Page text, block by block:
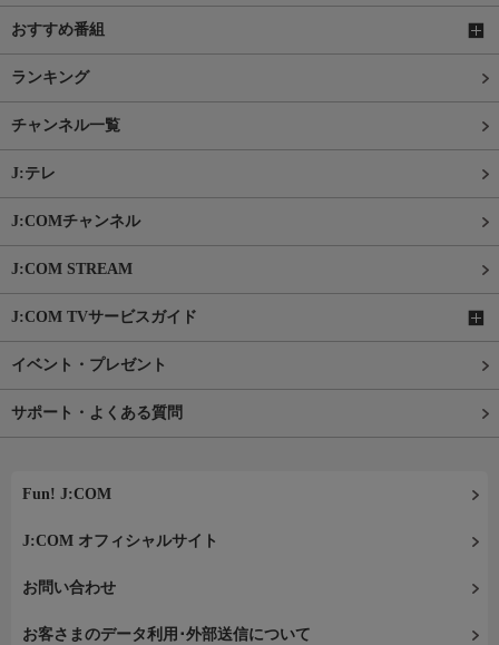
おすすめ番組
ランキング
チャンネル一覧
J:テレ
J:COMチャンネル
J:COM STREAM
J:COM TVサービスガイド
イベント・プレゼント
サポート・よくある質問
Fun! J:COM
J:COM オフィシャルサイト
お問い合わせ
お客さまのデータ利用･外部送信について